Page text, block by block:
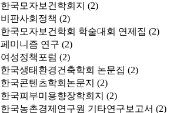
한국모자보건학회지 (2)
비판사회정책 (2)
한국모자보건학회 학술대회 연제집 (2)
페미니즘 연구 (2)
여성정책포럼 (2)
한국생태환경건축학회 논문집 (2)
한국콘텐츠학회논문지 (2)
한국피부미용향장학회지 (2)
한국농촌경제연구원 기타연구보고서 (2)